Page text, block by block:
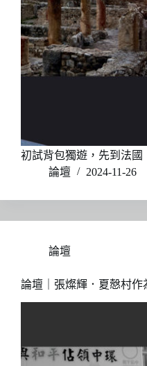
初試背包獨遊，先到法
論壇
2024-11-26
論壇
論壇｜張燦輝．夏慤村作